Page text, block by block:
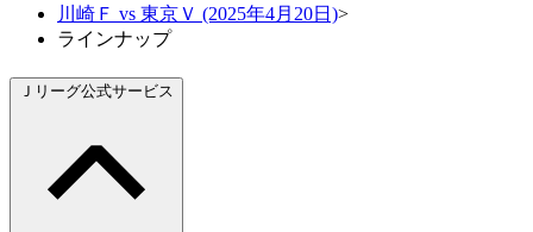
川崎Ｆ vs 東京Ｖ (2025年4月20日)>
ラインナップ
Ｊリーグ公式サービス